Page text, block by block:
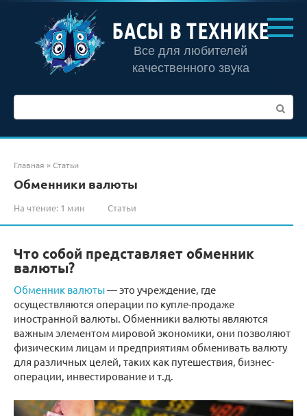
контенту
БАСЫ В ТЕХНИКЕ
Все для любителей
качественного звука
Главная »Статьи
Обменники валюты
На чтение: 1 мин Статьи
Что собой представляет обменник
валюты?
Обменник валюты— это учреждение, где
осуществляются операции по купле-продаже
иностранной валюты. Обменники валюты являются
важным элементом мировой экономики, они позволяют
физическим лицам и предприятиям обменивать валюту
для различных целей, таких как путешествия, бизнес-
операции, инвестирование и т.д.